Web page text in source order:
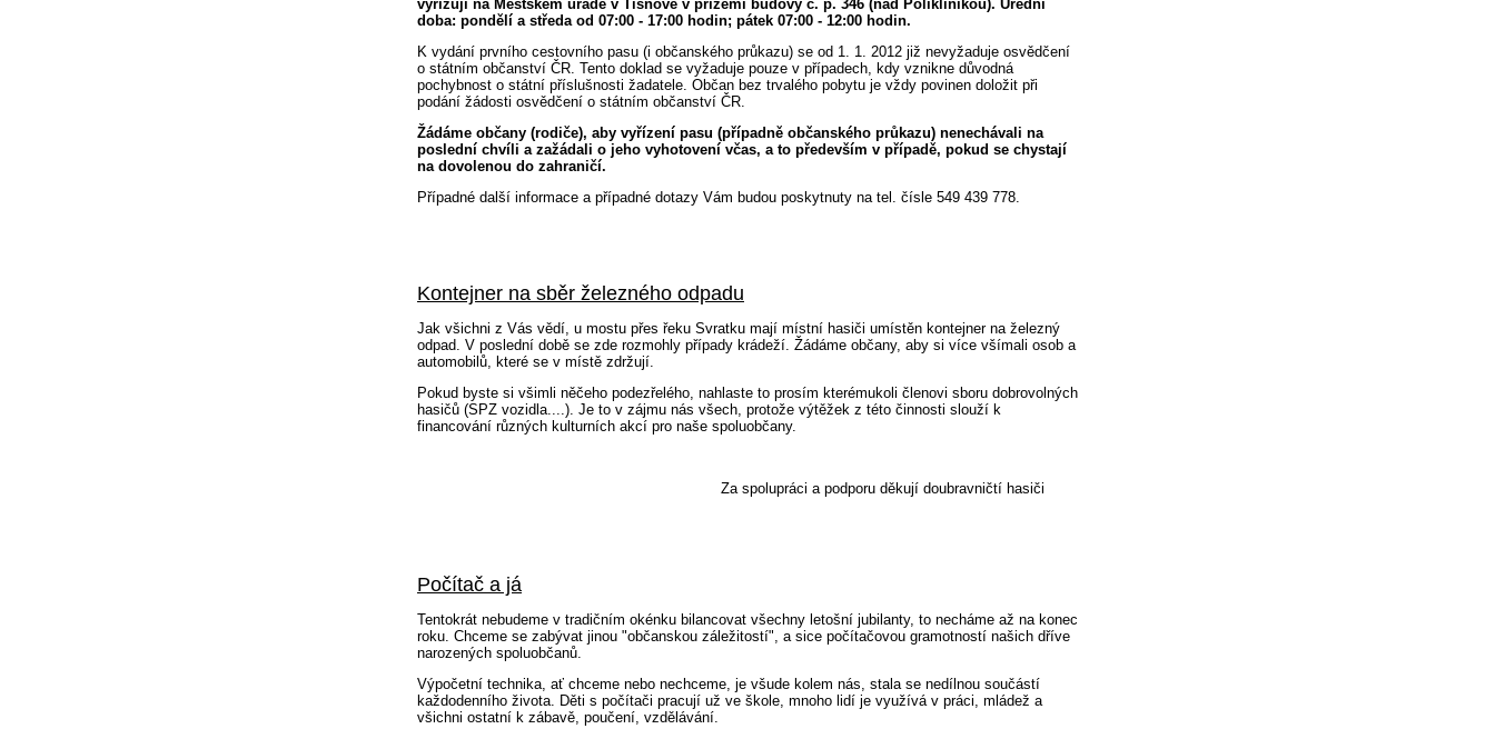
vyřizují na Městském úřadě v Tišnově v přízemí budovy č. p. 346 (nad Poliklinikou). Úřední
doba: pondělí a středa od 07:00 - 17:00 hodin; pátek 07:00 - 12:00 hodin.
K vydání prvního cestovního pasu (i občanského průkazu) se od 1. 1. 2012 již nevyžaduje osvědčení
o státním občanství ČR. Tento doklad se vyžaduje pouze v případech, kdy vznikne důvodná
pochybnost o státní příslušnosti žadatele. Občan bez trvalého pobytu je vždy povinen doložit při
podání žádosti osvědčení o státním občanství ČR.
Žádáme občany (rodiče), aby vyřízení pasu (případně občanského průkazu) nenechávali na
poslední chvíli a zažádali o jeho vyhotovení včas, a to především v případě, pokud se chystají
na dovolenou do zahraničí.
Případné další informace a případné dotazy Vám budou poskytnuty na tel. čísle 549 439 778.
Kontejner na sběr železného odpadu
Jak všichni z Vás vědí, u mostu přes řeku Svratku mají místní hasiči umístěn kontejner na železný
odpad. V poslední době se zde rozmohly případy krádeží. Žádáme občany, aby si více všímali osob a
automobilů, které se v místě zdržují.
Pokud byste si všimli něčeho podezřelého, nahlaste to prosím kterémukoli členovi sboru dobrovolných
hasičů (SPZ vozidla....). Je to v zájmu nás všech, protože výtěžek z této činnosti slouží k
financování různých kulturních akcí pro naše spoluobčany.
Za spolupráci a podporu děkují doubravničtí hasiči
Počítač a já
Tentokrát nebudeme v tradičním okénku bilancovat všechny letošní jubilanty, to necháme až na konec
roku. Chceme se zabývat jinou "občanskou záležitostí", a sice počítačovou gramotností našich dříve
narozených spoluobčanů.
Výpočetní technika, ať chceme nebo nechceme, je všude kolem nás, stala se nedílnou součástí
každodenního života. Děti s počítači pracují už ve škole, mnoho lidí je využívá v práci, mládež a
všichni ostatní k zábavě, poučení, vzdělávání.